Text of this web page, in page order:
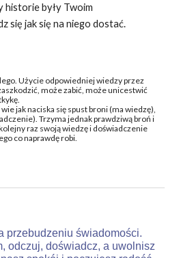
historie były Twoim
się jak się na niego dostać.
Użycie odpowiedniej wiedzy przez
może zabić, może unicestwić
jak naciska się spust broni (ma wiedzę),
Trzyma jednak prawdziwą broń i
raz swoją wiedzę i doświadczenie
co naprawdę robi.
przebudzeniu świadomości.
odczuj, doświadcz, a uwolnisz